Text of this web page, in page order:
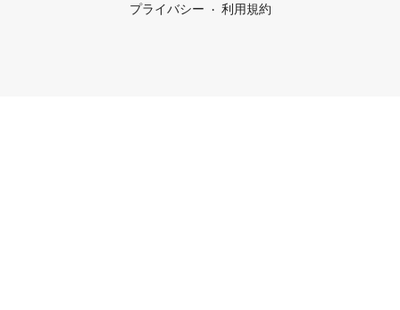
プライバシー
利用規約